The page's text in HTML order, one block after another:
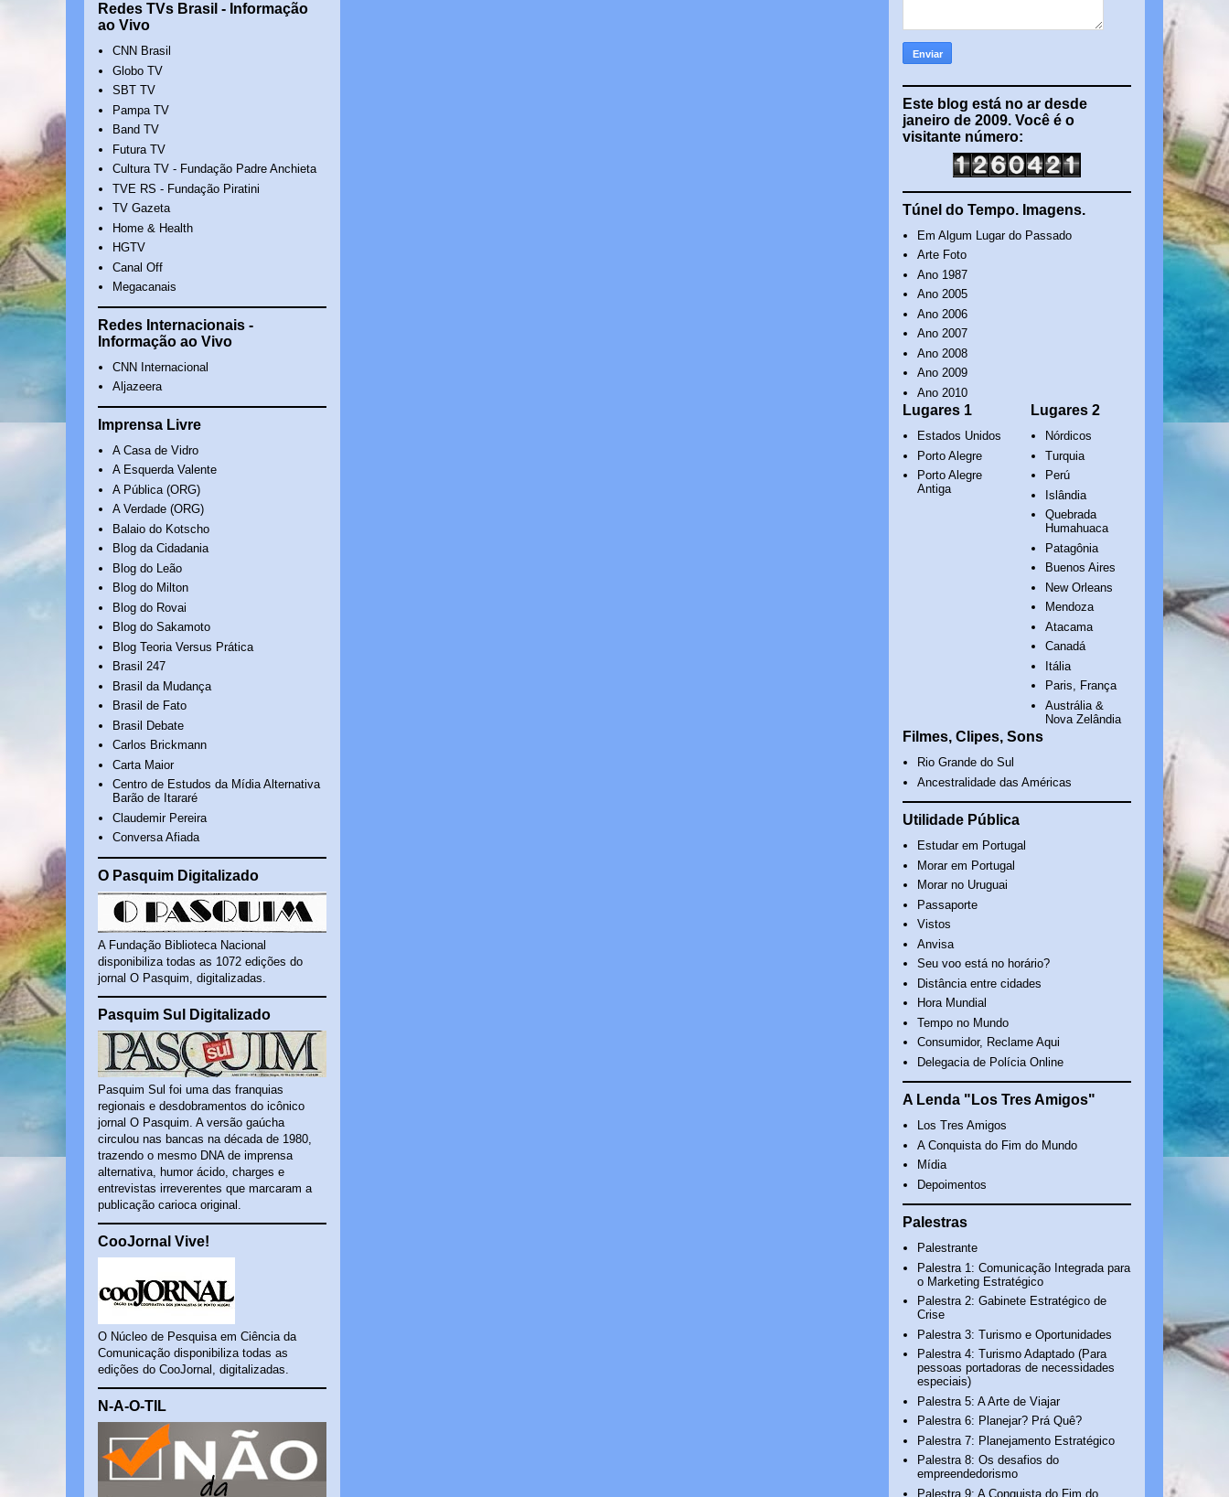
Redes TVs Brasil - Informação
ao Vivo
CNN Brasil
Globo TV
SBT TV
Pampa TV
Band TV
Futura TV
Cultura TV - Fundação Padre Anchieta
TVE RS - Fundação Piratini
TV Gazeta
Home & Health
HGTV
Canal Off
Megacanais
Redes Internacionais -
Informação ao Vivo
CNN Internacional
Aljazeera
Imprensa Livre
A Casa de Vidro
A Esquerda Valente
A Pública (ORG)
A Verdade (ORG)
Balaio do Kotscho
Blog da Cidadania
Blog do Leão
Blog do Milton
Blog do Rovai
Blog do Sakamoto
Blog Teoria Versus Prática
Brasil 247
Brasil da Mudança
Brasil de Fato
Brasil Debate
Carlos Brickmann
Carta Maior
Centro de Estudos da Mídia Alternativa
Barão de Itararé
Claudemir Pereira
Conversa Afiada
O Pasquim Digitalizado
A Fundação Biblioteca Nacional
disponibiliza todas as 1072 edições do
jornal O Pasquim, digitalizadas.
Pasquim Sul Digitalizado
Pasquim Sul foi uma das franquias
regionais e desdobramentos do icônico
jornal O Pasquim. A versão gaúcha
circulou nas bancas na década de 1980,
trazendo o mesmo DNA de imprensa
alternativa, humor ácido, charges e
entrevistas irreverentes que marcaram a
publicação carioca original.
CooJornal Vive!
O Núcleo de Pesquisa em Ciência da
Comunicação disponibiliza todas as
edições do CooJornal, digitalizadas.
N-A-O-TIL
Este blog está no ar desde
janeiro de 2009. Você é o
visitante número:
Túnel do Tempo. Imagens.
Em Algum Lugar do Passado
Arte Foto
Ano 1987
Ano 2005
Ano 2006
Ano 2007
Ano 2008
Ano 2009
Ano 2010
Lugares 1
Estados Unidos
Porto Alegre
Porto Alegre
Antiga
Lugares 2
Nórdicos
Turquia
Perú
Islândia
Quebrada
Humahuaca
Patagônia
Buenos Aires
New Orleans
Mendoza
Atacama
Canadá
Itália
Paris, França
Austrália &
Nova Zelândia
Filmes, Clipes, Sons
Rio Grande do Sul
Ancestralidade das Américas
Utilidade Pública
Estudar em Portugal
Morar em Portugal
Morar no Uruguai
Passaporte
Vistos
Anvisa
Seu voo está no horário?
Distância entre cidades
Hora Mundial
Tempo no Mundo
Consumidor, Reclame Aqui
Delegacia de Polícia Online
A Lenda "Los Tres Amigos"
Los Tres Amigos
A Conquista do Fim do Mundo
Mídia
Depoimentos
Palestras
Palestrante
Palestra 1: Comunicação Integrada para
o Marketing Estratégico
Palestra 2: Gabinete Estratégico de
Crise
Palestra 3: Turismo e Oportunidades
Palestra 4: Turismo Adaptado (Para
pessoas portadoras de necessidades
especiais)
Palestra 5: A Arte de Viajar
Palestra 6: Planejar? Prá Quê?
Palestra 7: Planejamento Estratégico
Palestra 8: Os desafios do
empreendedorismo
Palestra 9: A Conquista do Fim do